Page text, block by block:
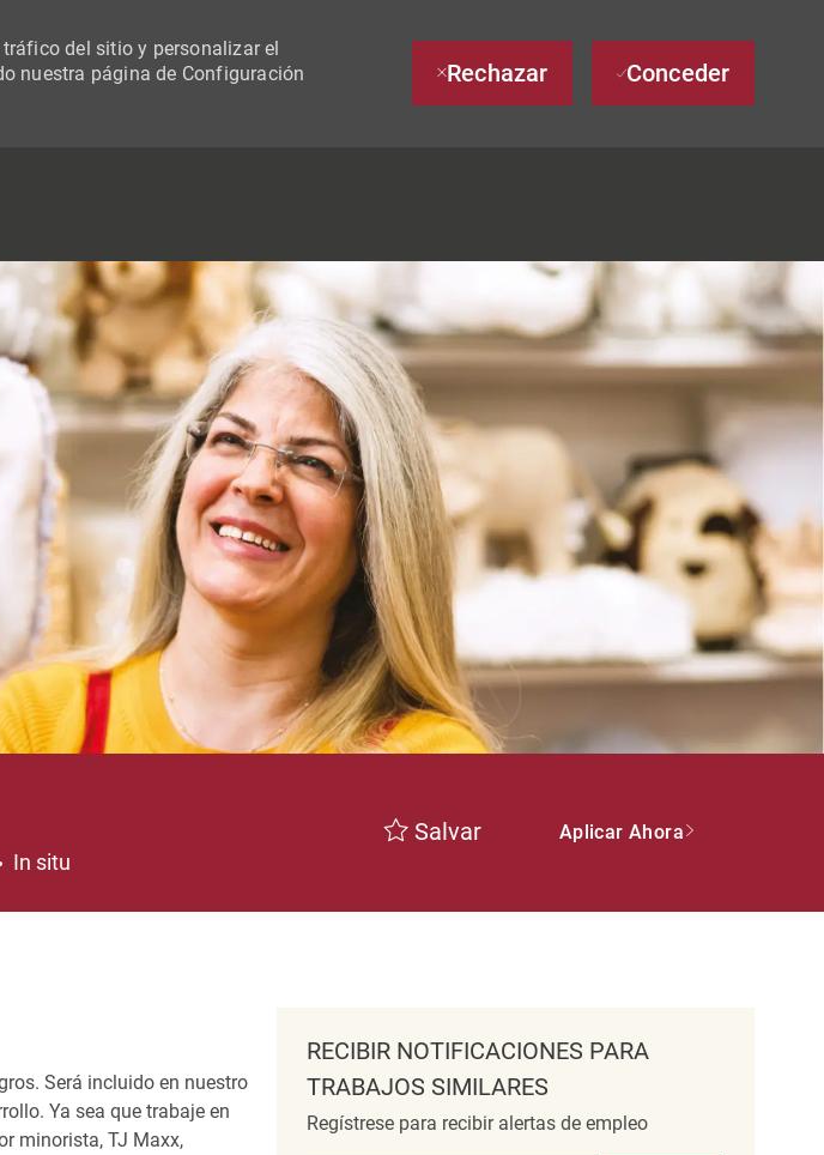
del sitio y personalizar el
nuestra página de Configuración
Rechazar Conceder
In situ
Salvar Aplicar Ahora
Será incluido en nuestro
Ya sea que trabaje en
minorista, TJ Maxx,
RECIBIR NOTIFICACIONES PARA
TRABAJOS SIMILARES
Regístrese para recibir alertas de empleo